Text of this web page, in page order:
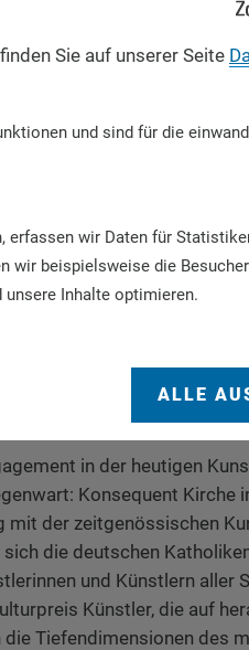
autonom und ohne
und die Sensibilität für
und
sie zugleich der
einer Gesellschaft.
Erwartungen in einen
Welt, die ihre Vollendung
in der heutigen
Konsequent Kirche
mit der zeitgenössischen
die deutschen
und Künstlern aller
Künstler, die auf
Tiefendimensionen des
Sie auf unserer Seite
und sind für die
erfassen wir Daten für
beispielsweise die
Inhalte optimieren.
ALLE